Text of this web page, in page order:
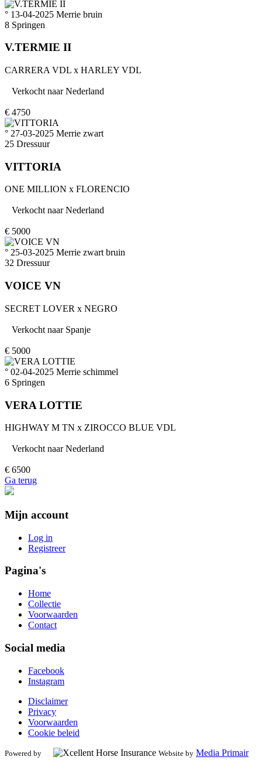
° 13-04-2025 Merrie bruin
8 Springen
V.TERMIE II
CARRERA VDL x HARLEY VDL
Verkocht naar Nederland
€ 4750
° 27-03-2025 Merrie zwart
25 Dressuur
VITTORIA
ONE MILLION x FLORENCIO
Verkocht naar Nederland
€ 5000
° 25-03-2025 Merrie zwart bruin
32 Dressuur
VOICE VN
SECRET LOVER x NEGRO
Verkocht naar Spanje
€ 5000
° 02-04-2025 Merrie schimmel
6 Springen
VERA LOTTIE
HIGHWAY M TN x ZIROCCO BLUE VDL
Verkocht naar Nederland
€ 6500
Ga terug
Mijn account
Log in
Registreer
Pagina's
Home
Collectie
Voorwaarden
Contact
Social media
Facebook
Instagram
Disclaimer
Privacy
Voorwaarden
Cookie beleid
Powered by Website by Media Primair